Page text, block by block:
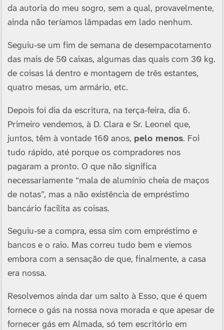
da autoria do meu sogro, sem a qual, provavelmente,
ainda não teríamos lâmpadas em lado nenhum.
Seguiu-se um fim de semana de desempacotamento
das mais de 50 caixas, algumas das quais com 30 kg.
de coisas lá dentro e montagem de três estantes,
quatro mesas, um armário, etc.
Depois foi dia da escritura, na terça-feira, dia 6.
Primeiro vendemos, à D. Clara e Sr. Leonel que,
juntos, têm à vontade 160 anos, pelo menos. Foi
tudo rápido, até porque os compradores nos
pagaram a pronto. O que não significa
necessariamente “mala de alumínio cheia de maços
de notas”, mas a não existência de empréstimo
bancário facilita as coisas.
Seguiu-se a compra, essa sim com empréstimo e
bancos e o raio. Mas correu tudo bem e viemos
embora com a sensação de que, finalmente, a casa
era nossa.
Resolvemos ainda dar um salto à Esso, que é quem
fornece o gás na nossa nova morada e que apesar de
fornecer gás em Almada, só tem escritório em